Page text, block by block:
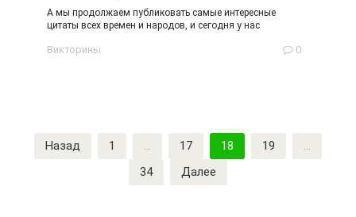
А мы продолжаем публиковать самые интересные
цитаты всех времен и народов, и сегодня у нас
Викторины 0
Пагинация
записей
Назад 1 … 17 18 19
…
34
Далее